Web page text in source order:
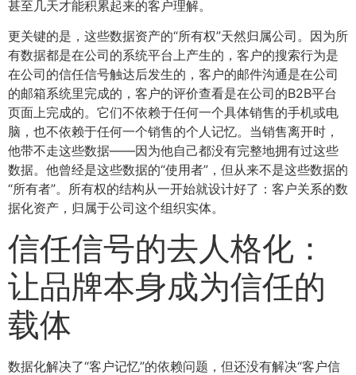
甚至几天才能积累起来的客户理解。
更关键的是，这些数据资产的“所有权”天然归属公司。因为所
有数据都是在公司的系统平台上产生的，客户的搜索行为是
在公司的信任信号触达后发生的，客户的邮件沟通是在公司
的邮箱系统里完成的，客户的评价查看是在公司的B2B平台
页面上完成的。它们不依赖于任何一个具体销售的手机或电
脑，也不依赖于任何一个销售的个人记忆。当销售离开时，
他带不走这些数据——因为他自己都没有完整地拥有过这些
数据。他曾经是这些数据的“使用者”，但从来不是这些数据的
“所有者”。所有权的结构从一开始就设计好了：客户关系的数
据化资产，归属于公司这个组织实体。
信任信号的去人格化：
让品牌本身成为信任的
载体
数据化解决了“客户记忆”的依赖问题，但还没有解决“客户信